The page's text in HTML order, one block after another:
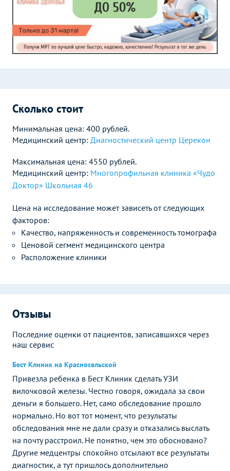
Сколько стоит
Минимальная цена: 400 рублей.
Медицинский центр: Диагностический центр Церекон
Максимальная цена: 4550 рублей.
Медицинский центр: Многопрофильная клиника «Чудо
Доктор» Школьная 46
Цена на исследование может зависеть от следующих
факторов:
Качество, напряженность и современность томографа
Ценовой сегмент медицинского центра
Расположение клиники
Отзывы
Последние оценки от пациентов, записавшихся через
наш сервис
Бест Клиник на Красносельской
Привезла ребенка в Бест Клиник сделать УЗИ
вилочковой железы. Честно говоря, ожидала за свои
деньги я большего. Нет, само обследование прошло
нормально. Но вот тот момент, что результаты
обследования мне не дали сразу и отказались выслать
на почту расстроил. Не понятно, чем это обосновано?
Другие медцентры спокойно отсылают все результаты
диагностик, а тут пришлось дополнительно